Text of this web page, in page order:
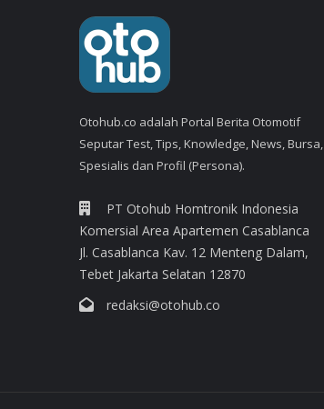
Otohub.co adalah Portal Berita Otomotif
Seputar Test, Tips, Knowledge, News, Bursa,
Spesialis dan Profil (Persona).
PT Otohub Homtronik Indonesia
Komersial Area Apartemen Casablanca
Jl. Casablanca Kav. 12 Menteng Dalam,
Tebet Jakarta Selatan 12870
redaksi@otohub.co